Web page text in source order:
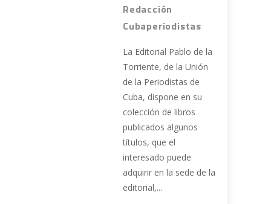
Redacción
Cubaperiodistas
La Editorial Pablo de la
Torriente, de la Unión
de la Periodistas de
Cuba, dispone en su
colección de libros
publicados algunos
títulos, que el
interesado puede
adquirir en la sede de la
editorial,...